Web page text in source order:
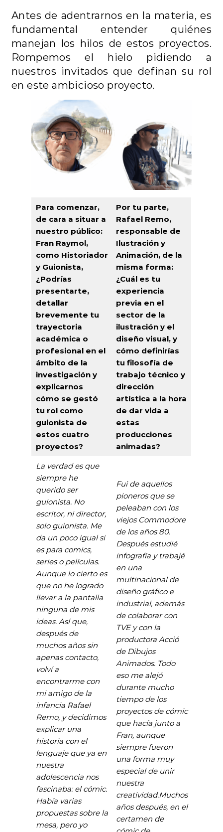
Antes de adentrarnos en la materia, es
fundamental entender quiénes
manejan los hilos de estos proyectos.
Rompemos el hielo pidiendo a
nuestros invitados que definan su rol
en este ambicioso proyecto.
Para comenzar,
de cara a situar a
nuestro público:
Fran Raymol,
como Historiador
y Guionista,
¿Podrías
presentarte,
detallar
brevemente tu
trayectoria
académica o
profesional en el
ámbito de la
investigación y
explicarnos
cómo se gestó
tu rol como
guionista de
estos cuatro
proyectos?
Por tu parte,
Rafael Remo,
responsable de
Ilustración y
Animación, de la
misma forma:
¿Cuál es tu
experiencia
previa en el
sector de la
ilustración y el
diseño visual, y
cómo definirías
tu filosofía de
trabajo técnico y
dirección
artística a la hora
de dar vida a
estas
producciones
animadas?
La verdad es que
siempre he
querido ser
guionista. No
escritor, ni director,
solo guionista. Me
da un poco igual si
es para comics,
series o películas.
Aunque lo cierto es
que no he logrado
llevar a la pantalla
ninguna de mis
ideas. Así que,
después de
muchos años sin
apenas contacto,
volví a
encontrarme con
mi amigo de la
infancia Rafael
Remo, y decidimos
explicar una
historia con el
lenguaje que ya en
nuestra
adolescencia nos
fascinaba: el cómic.
Había varias
propuestas sobre la
mesa, pero yo
Fui de aquellos
pioneros que se
peleaban con los
viejos Commodore
de los años 80.
Después estudié
infografía y trabajé
en una
multinacional de
diseño gráfico e
industrial, además
de colaborar con
TVE y con la
productora Acció
de Dibujos
Animados. Todo
eso me alejó
durante mucho
tiempo de los
proyectos de cómic
que hacía junto a
Fran, aunque
siempre fueron
una forma muy
especial de unir
nuestra
creatividad.Muchos
años después, en el
certamen de